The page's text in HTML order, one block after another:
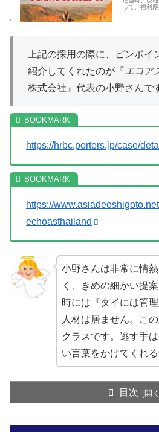
って、福利
件を募集要
を募集して
上記の採用の際に、ピンポイ
紹介してくれたのが『エコア
株式会社』代表の小野さんで
https://hrbc.porters.jp/case/
https://
echoasthailand
小野さんは非常に情
く、きめの細かい提
時には『タイには管
人材は居ません。こ
クラスです。逃す手
い言葉をかけてくれ
目次